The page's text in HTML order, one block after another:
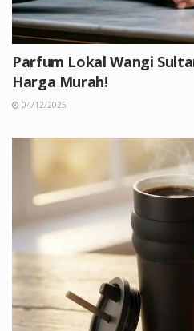
Parfum Lokal Wangi
Harga Murah!
04/12/2025